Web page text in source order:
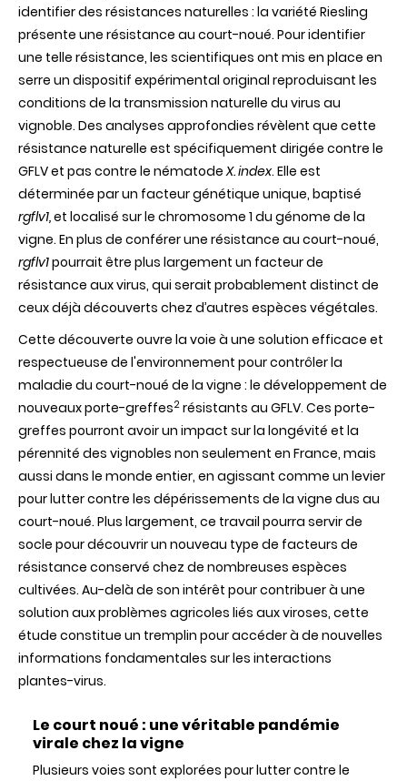
identifier des résistances naturelles : la variété Riesling
présente une résistance au court-noué. Pour identifier
une telle résistance, les scientifiques ont mis en place en
serre un dispositif expérimental original reproduisant les
conditions de la transmission naturelle du virus au
vignoble. Des analyses approfondies révèlent que cette
résistance naturelle est spécifiquement dirigée contre le
GFLV et pas contre le nématodeX. index. Elle est
déterminée parun facteurgénétique unique, baptisé
rgflv1,et localisé sur le chromosome 1 du génome de la
vigne. En plus de conférer une résistance au court-noué,
rgflv1pourrait être plus largement un facteur de
résistance aux virus, qui serait probablement distinct de
ceux déjà découverts chez d’autres espèces végétales.
Cette découverte ouvre la voie à une solution efficace et
respectueuse de l'environnement pour contrôler la
maladie du court-noué de la vigne : le développement de
nouveaux porte-greffes2 résistants au GFLV. Ces porte-
greffes pourront avoir un impact sur la longévité et la
pérennité des vignobles non seulement en France, mais
aussi dans le monde entier, en agissant comme un levier
pour lutter contre les dépérissements de la vigne dus au
court-noué. Plus largement, ce travail pourra servir de
socle pour découvrir un nouveau type de facteurs de
résistance conservé chez de nombreuses espèces
cultivées. Au-delà de son intérêt pour contribuer à une
solution aux problèmes agricoles liés aux viroses, cette
étude constitue un tremplin pour accéder à de nouvelles
informations fondamentales sur les interactions
plantes-virus.
Le court noué : une véritable pandémie
virale chez la vigne
Plusieurs voies sont explorées pour lutter contre le